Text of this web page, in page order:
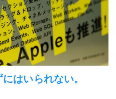
はいられない。